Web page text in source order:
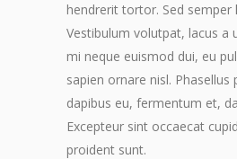
hendrerit tortor. Sed semper
Vestibulum volutpat, lacus a
mi neque euismod dui, eu
sapien ornare nisl. Phasellus
dapibus eu, fermentum et,
Excepteur sint occaecat
proident sunt.